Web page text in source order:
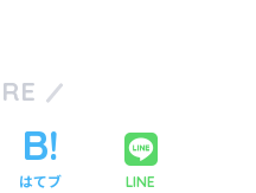
はてブ LINE